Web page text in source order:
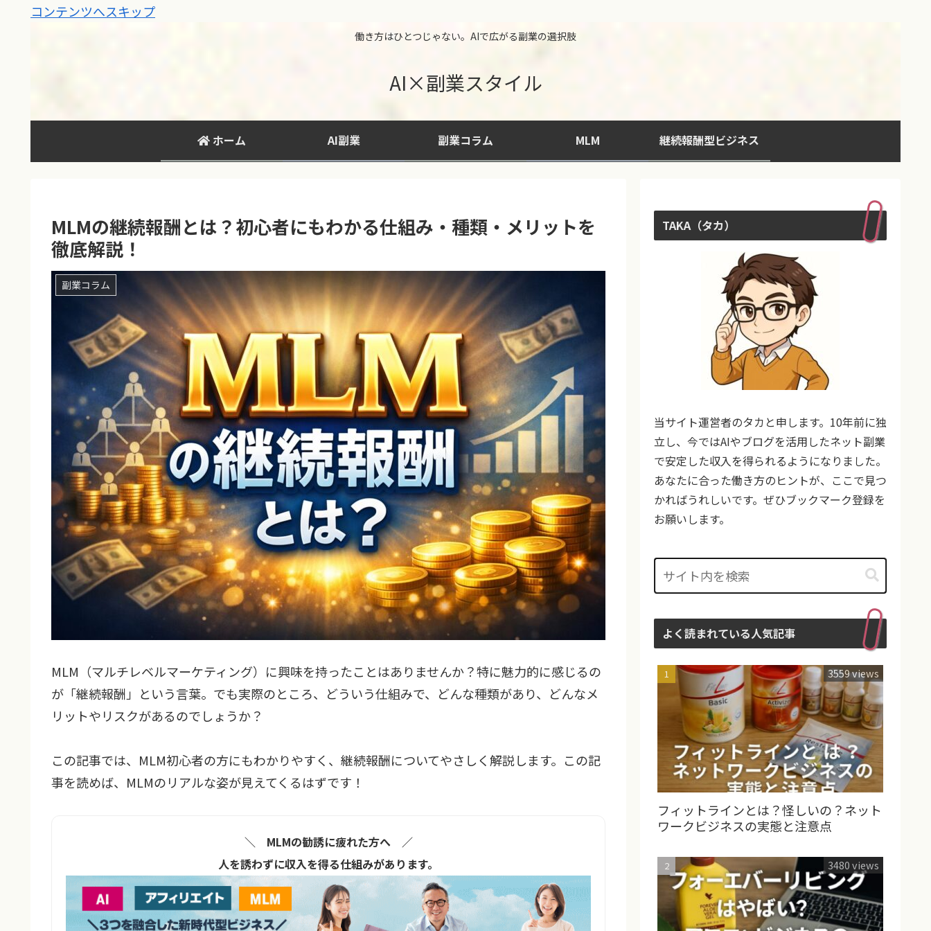
コンテンツへスキップ
働き方はひとつじゃない。AIで広がる副業の選択肢
AI×副業スタイル
ホーム AI副業 副業コラム MLM 継続報酬型ビジネス
MLMの継続報酬とは？初心者にもわかる仕組み・種類・メリットを
徹底解説！
副業コラム
MLM（マルチレベルマーケティング）に興味を持ったことはありませんか？特に魅力的に感じるの
が「継続報酬」という言葉。でも実際のところ、どういう仕組みで、どんな種類があり、どんなメ
リットやリスクがあるのでしょうか？
この記事では、MLM初心者の方にもわかりやすく、継続報酬についてやさしく解説します。この記
事を読めば、MLMのリアルな姿が見えてくるはずです！
＼ MLMの勧誘に疲れた方へ ／
人を誘わずに収入を得る仕組みがあります。
TAKA（タカ）
当サイト運営者のタカと申します。10年前に独
立し、今ではAIやブログを活用したネット副業
で安定した収入を得られるようになりました。
あなたに合った働き方のヒントが、ここで見つ
かればうれしいです。ぜひブックマーク登録を
お願いします。
よく読まれている人気記事
フィットラインとは？怪しいの？ネット
ワークビジネスの実態と注意点
3559 views
3480 views